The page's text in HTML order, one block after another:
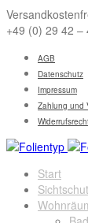
+49 (0) 29 42 –
AGB
Datenschutz
Impressum
Zahlung und
Start